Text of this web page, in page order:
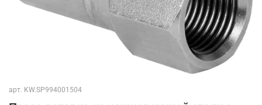
арт. KW.SP994001504